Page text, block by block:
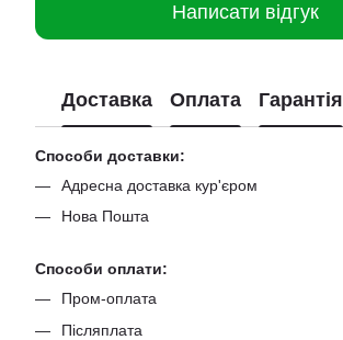
Написати відгук
Доставка Оплата Гарантія
Способи доставки:
Адресна доставка кур'єром
Нова Пошта
Способи оплати:
Пром-оплата
Післяплата